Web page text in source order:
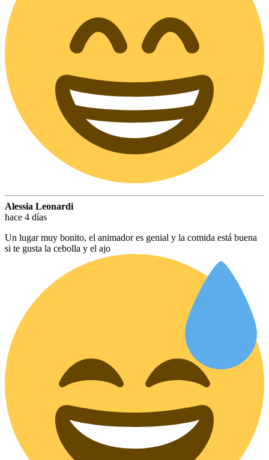
Alessia Leonardi
hace 4 días
Un lugar muy bonito, el animador es genial y la comida está buena
si te gusta la cebolla y el ajo